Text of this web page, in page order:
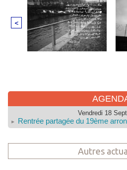
<
Vendredi 18
Rentrée partagée du 19ème
Autres